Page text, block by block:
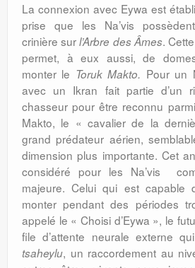
La connexion avec Eywa est
prise que les Na’vis
crinière surl’Arbre des Âmes.
permet, à eux aussi, de
monter le Toruk Makto. Pour un
avec un Ikran fait partie d’un
chasseur pour être reconnu
Makto, le « cavalier de la
grand prédateur aérien,
dimension plus importante. Cet
considéré pour les Na’vis
majeure. Celui qui est capable
monter pendant des périodes
appelé le « Choisi d’Eywa », le
file d’attente neurale externe
tsaheylu, un raccordement au